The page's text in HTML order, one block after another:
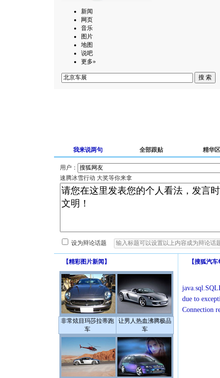
新闻
网页
音乐
图片
地图
说吧
更多»
我来说两句 全部跟贴 精华区
用户：
速腾冰雪行动 大奖等你来拿
设为辩论话题
【精彩图片新闻 】
非常炫目玛莎拉蒂跑
车
让男人热血沸腾极品
车
【搜狐汽车
due to
Connection